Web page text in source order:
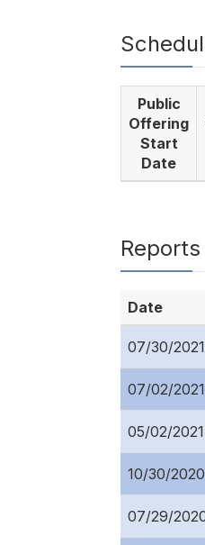
Public
Offering
Start
Date
Date
07/30/
07/02/
05/02/
10/30/
07/29/